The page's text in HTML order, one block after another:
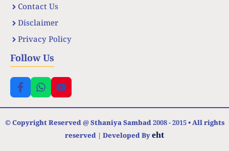
Contact Us
Disclaimer
Privacy Policy
Follow Us
© Copyright Reserved @ Sthaniya Sambad 2008 - 2015 • All rights
reserved | Developed Byeht